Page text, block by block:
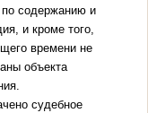
по содержанию и
и кроме того,
времени не
объекта
значения.
судебное